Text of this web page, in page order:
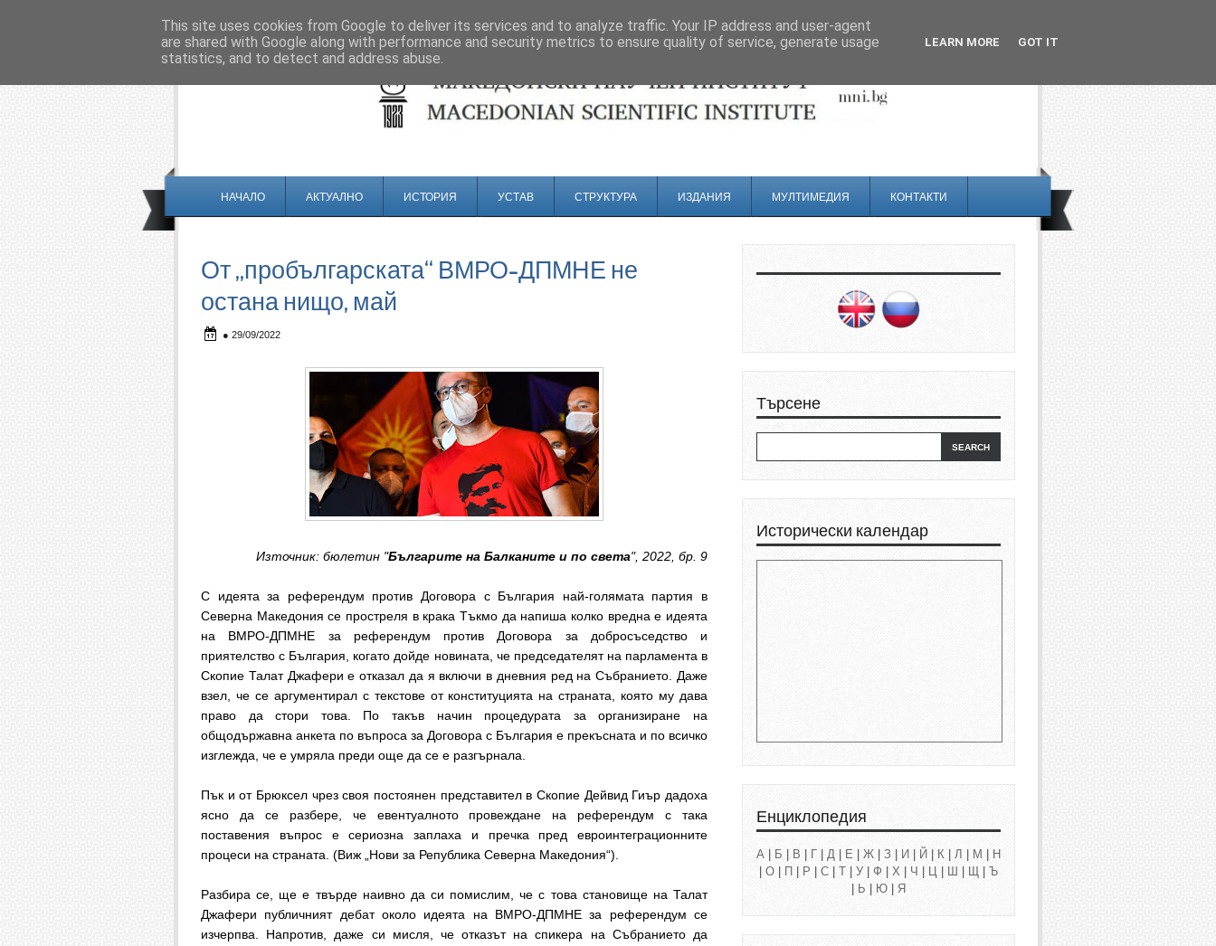
НАЧАЛО АКТУАЛНО ИСТОРИЯ УСТАВ СТРУКТУРА ИЗДАНИЯ МУЛТИМЕДИЯ КОНТАКТИ
От „пробългарската“ ВМРО-ДПМНЕ не
остана нищо, май
● 29/09/2022
Източник: бюлетин "Българите на Балканите и по света", 2022, бр. 9
С идеята за референдум против Договора с България най-голямата партия в
Северна Македония се простреля в крака Тъкмо да напиша колко вредна е идеята
на ВМРО-ДПМНЕ за референдум против Договора за добросъседство и
приятелство с България, когато дойде новината, че председателят на парламента в
Скопие Талат Джафери е отказал да я включи в дневния ред на Събранието. Даже
взел, че се аргументирал с текстове от конституцията на страната, която му дава
право да стори това. По такъв начин процедурата за организиране на
общодържавна анкета по въпроса за Договора с България е прекъсната и по всичко
изглежда, че е умряла преди още да се е разгърнала.
Пък и от Брюксел чрез своя постоянен представител в Скопие Дейвид Гиър дадоха
ясно да се разбере, че евентуалното провеждане на референдум с така
поставения въпрос е сериозна заплаха и пречка пред евроинтеграционните
процеси на страната. (Виж „Нови за Република Северна Македония“).
Разбира се, ще е твърде наивно да си помислим, че с това становище на Талат
Джафери публичният дебат около идеята на ВМРО-ДПМНЕ за референдум се
изчерпва. Напротив, даже си мисля, че отказът на спикера на Събранието да
Търсене
Исторически календар
Енциклопедия
А Б В Г Д Е Ж З И Й К Л М
Н
О П Р С Т У Ф Х Ч Ц Ш Щ
Ъ
Ь Ю Я
This site uses cookies from Google to deliver its services and to analyze traffic. Your IP address and user-agent
are shared with Google along with performance and security metrics to ensure quality of service, generate usage
statistics, and to detect and address abuse.
LEARN MORE GOT IT